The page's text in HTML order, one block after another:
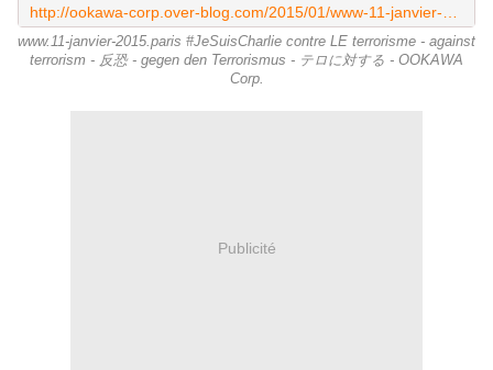
www.11-janvier-2015.paris #JeSuisCharlie contre LE terrorisme - against
terrorism - 反恐 - gegen den Terrorismus - テロに対する - OOKAWA
Corp.
Publicité